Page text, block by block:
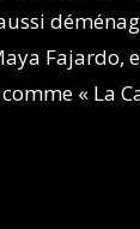
Fajardo,
« La